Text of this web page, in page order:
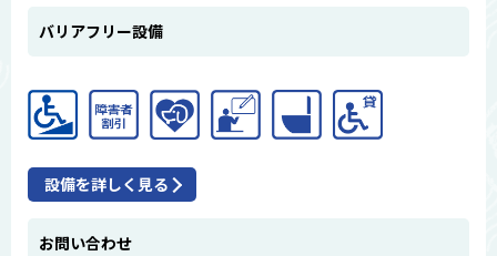
バリアフリー設備
設備を詳しく見る
お問い合わせ